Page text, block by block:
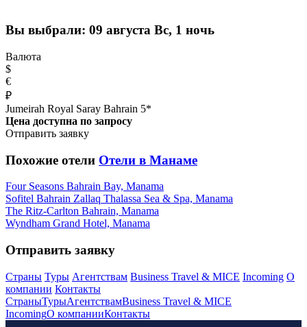
Вы выбрали: 09 августа Вс, 1 ночь
Валюта
$
€
₽
Jumeirah Royal Saray Bahrain 5*
Цена доступна по запросу
Отправить заявку
Похожие отели Отели в Манаме
Four Seasons Bahrain Bay, Manama
Sofitel Bahrain Zallaq Thalassa Sea & Spa, Manama
The Ritz-Carlton Bahrain, Manama
Wyndham Grand Hotel, Manama
Отправить заявку
Страны Туры Агентствам Business Travel & MICE Incoming О
компании Контакты
СтраныТурыАгентствамBusiness Travel & MICE
IncomingО компанииКонтакты